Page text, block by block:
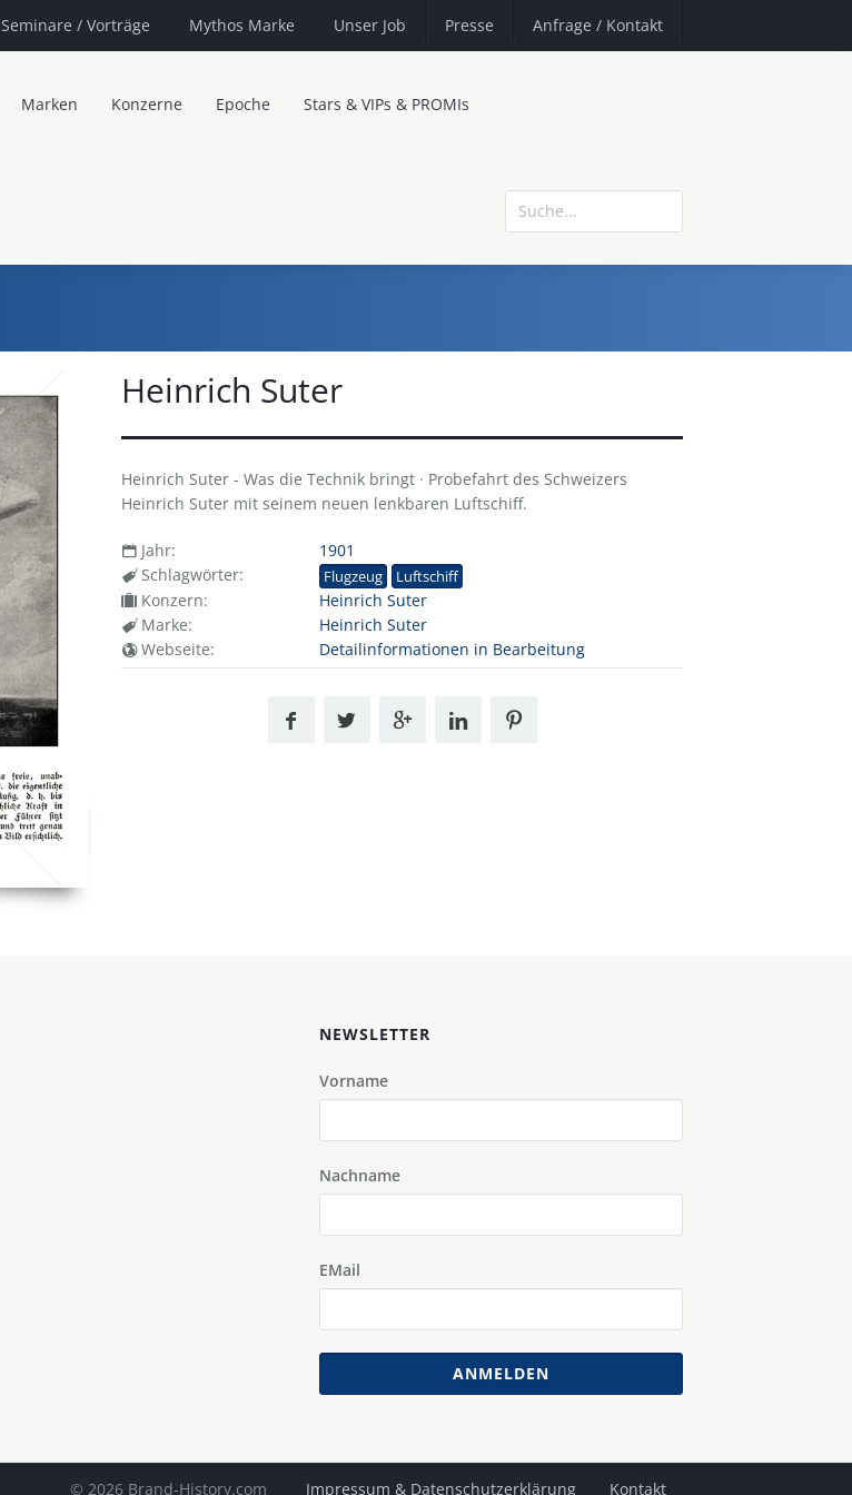
Seminare / Vorträge Mythos Marke Unser Job Presse Anfrage / Kontakt
Marken Konzerne Epoche Stars & VIPs & PROMIs
Heinrich Suter
Heinrich Suter - Was die Technik bringt · Probefahrt des Schweizers
Heinrich Suter mit seinem neuen lenkbaren Luftschiff.
Jahr:
1901
Schlagwörter:
Flugzeug Luftschiff
Konzern:
Heinrich Suter
Marke:
Heinrich Suter
Webseite:
Detailinformationen in Bearbeitung
NEWSLETTER
Vorname
Nachname
EMail
ANMELDEN
Impressum & Datenschutzerklärung Kontakt
© 2026 Brand-History.com